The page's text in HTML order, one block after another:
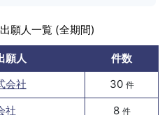
願人一覧 (全期間)
願人
件数
会社
30 件
社 8 件